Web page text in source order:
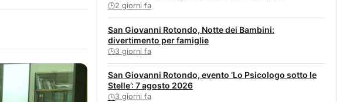
🕒2 giorni fa
San Giovanni Rotondo, Notte dei Bambini:
divertimento per famiglie
🕒3 giorni fa
San Giovanni Rotondo, evento ‘Lo Psicologo sotto le
Stelle’: 7 agosto 2026
🕒3 giorni fa